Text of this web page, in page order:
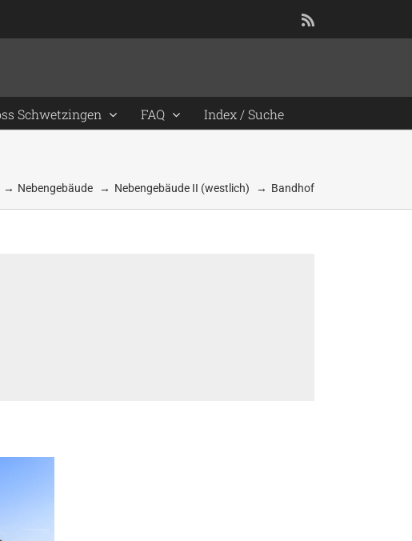
Schwetzingen FAQ Index / Suche
Nebengebäude Nebengebäude II (westlich) Bandhof